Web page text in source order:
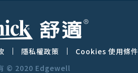
隱私權政策 Cookies 使用條件
© 2020 Edgewell